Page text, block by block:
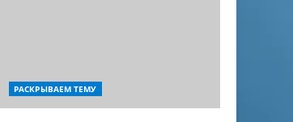
РАСКРЫВАЕМ ТЕМУ